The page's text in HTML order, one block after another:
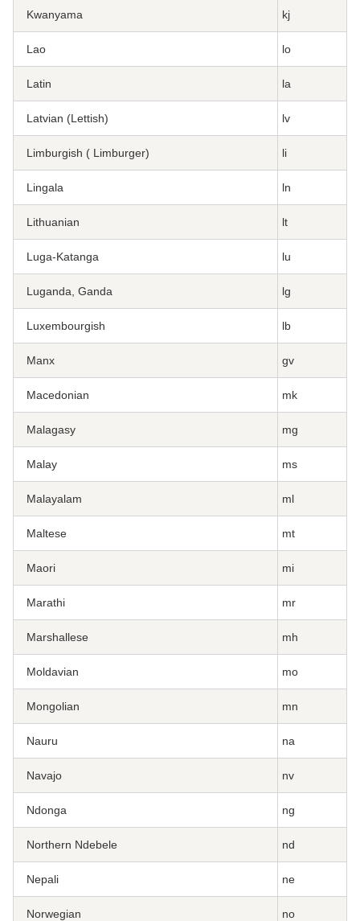
Kwanyama kj
Lao lo
Latin la
Latvian (Lettish) lv
Limburgish ( Limburger) li
Lingala ln
Lithuanian lt
Luga-Katanga lu
Luganda, Ganda lg
Luxembourgish lb
Manx gv
Macedonian mk
Malagasy mg
Malay ms
Malayalam ml
Maltese mt
Maori mi
Marathi mr
Marshallese mh
Moldavian mo
Mongolian mn
Nauru na
Navajo nv
Ndonga ng
Northern Ndebele nd
Nepali ne
Norwegian no